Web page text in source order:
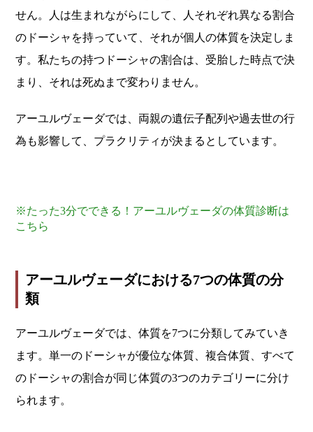
せん。人は生まれながらにして、人それぞれ異なる割合
のドーシャを持っていて、それが個人の体質を決定しま
す。私たちの持つドーシャの割合は、受胎した時点で決
まり、それは死ぬまで変わりません。
アーユルヴェーダでは、両親の遺伝子配列や過去世の行
為も影響して、プラクリティが決まるとしています。
※たった3分でできる！アーユルヴェーダの体質診断は
こちら
アーユルヴェーダにおける7つの体質の分
類
アーユルヴェーダでは、体質を7つに分類してみていき
ます。単一のドーシャが優位な体質、複合体質、すべて
のドーシャの割合が同じ体質の3つのカテゴリーに分け
られます。